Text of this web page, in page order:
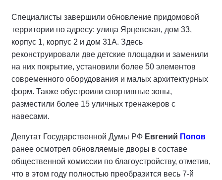
Специалисты завершили обновление придомовой
территории по адресу: улица Ярцевская, дом 33,
корпус 1, корпус 2 и дом 31А. Здесь
реконструировали две детские площадки и заменили
на них покрытие, установили более 50 элементов
современного оборудования и малых архитектурных
форм. Также обустроили спортивные зоны,
разместили более 15 уличных тренажеров с
навесами.
Депутат Государственной Думы РФ Евгений Попов
ранее осмотрел обновляемые дворы в составе
общественной комиссии по благоустройству, отметив,
что в этом году полностью преобразится весь 7-й